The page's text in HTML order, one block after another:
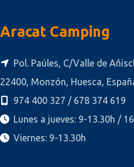
Aracat Camping
Pol. Paúles, C/Valle de
22400, Monzón, Huesca,
974 400 327 / 678 374 619
Lunes a jueves: 9-13.30h /
Viernes: 9-13.30h